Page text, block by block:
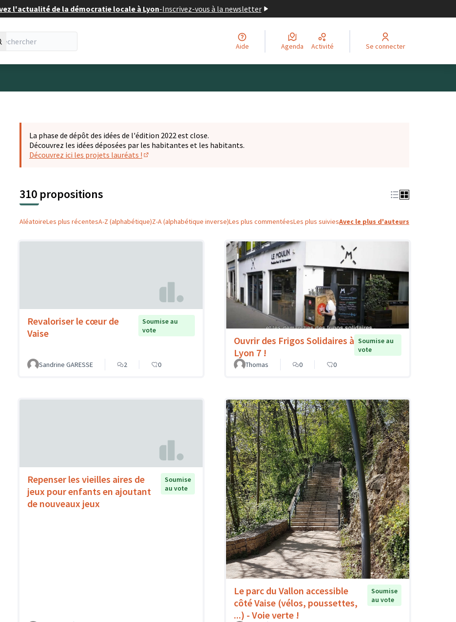
l'actualité de la démocratie locale à Lyon-Inscrivez-vous à la newsletter
Aide Agenda Activité Se connecter
La phase de dépôt des idées de l'édition 2022 est close.
Découvrez les idées déposées par les habitantes et les habitants.
Découvrez ici les projets lauréats !
310 propositions
AléatoireLes plus récentesA-Z (alphabétique)Z-A (alphabétique inverse)Les plus commentéesLes plus suiviesAvec le plus d'auteurs
Revaloriser le cœur de
Vaise
Soumise au
vote
Sandrine GARESSE 2 0
Ouvrir des Frigos Solidaires à
Lyon 7 !
Soumise au
vote
Thomas
0 0
Repenser les vieilles aires de
jeux pour enfants en ajoutant
de nouveaux jeux
Soumise
au vote
Le parc du Vallon accessible
côté Vaise (vélos, poussettes,
...) - Voie verte !
Soumise
au vote